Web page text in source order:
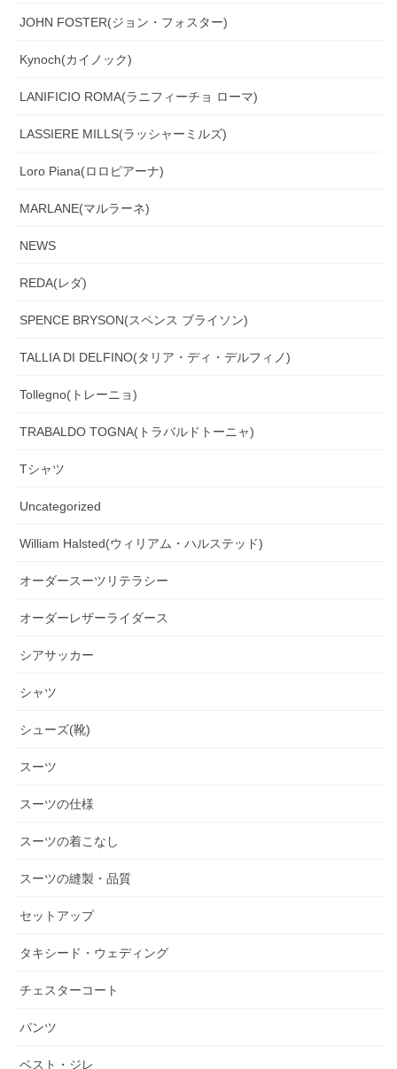
JOHN FOSTER(ジョン・フォスター)
Kynoch(カイノック)
LANIFICIO ROMA(ラニフィーチョ ローマ)
LASSIERE MILLS(ラッシャーミルズ)
Loro Piana(ロロピアーナ)
MARLANE(マルラーネ)
NEWS
REDA(レダ)
SPENCE BRYSON(スペンス ブライソン)
TALLIA DI DELFINO(タリア・ディ・デルフィノ)
Tollegno(トレーニョ)
TRABALDO TOGNA(トラバルドトーニャ)
Tシャツ
Uncategorized
William Halsted(ウィリアム・ハルステッド)
オーダースーツリテラシー
オーダーレザーライダース
シアサッカー
シャツ
シューズ(靴)
スーツ
スーツの仕様
スーツの着こなし
スーツの縫製・品質
セットアップ
タキシード・ウェディング
チェスターコート
パンツ
ベスト・ジレ